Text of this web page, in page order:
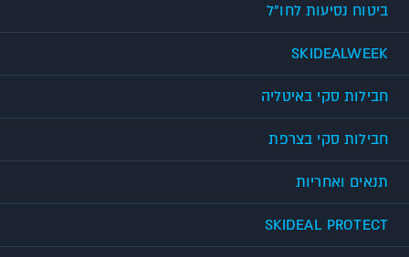
ביטוח נסיעות לחו"ל
SKIDEALWEEK
חבילות סקי באיטליה
חבילות סקי בצרפת
תנאים ואחריות
SKIDEAL PROTECT